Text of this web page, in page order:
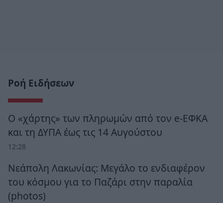
Ροή Ειδήσεων
Ο «χάρτης» των πληρωμών από τον e-ΕΦΚΑ
και τη ΔΥΠΑ έως τις 14 Αυγούστου
12:28
Νεάπολη Λακωνίας: Μεγάλο το ενδιαφέρον
του κόσμου για το Παζάρι στην παραλία
(photos)